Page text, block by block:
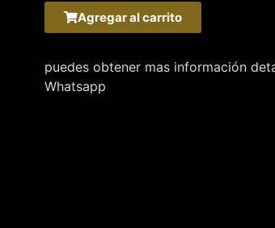
Agregar al carrito
puedes obtener mas información
Whatsapp